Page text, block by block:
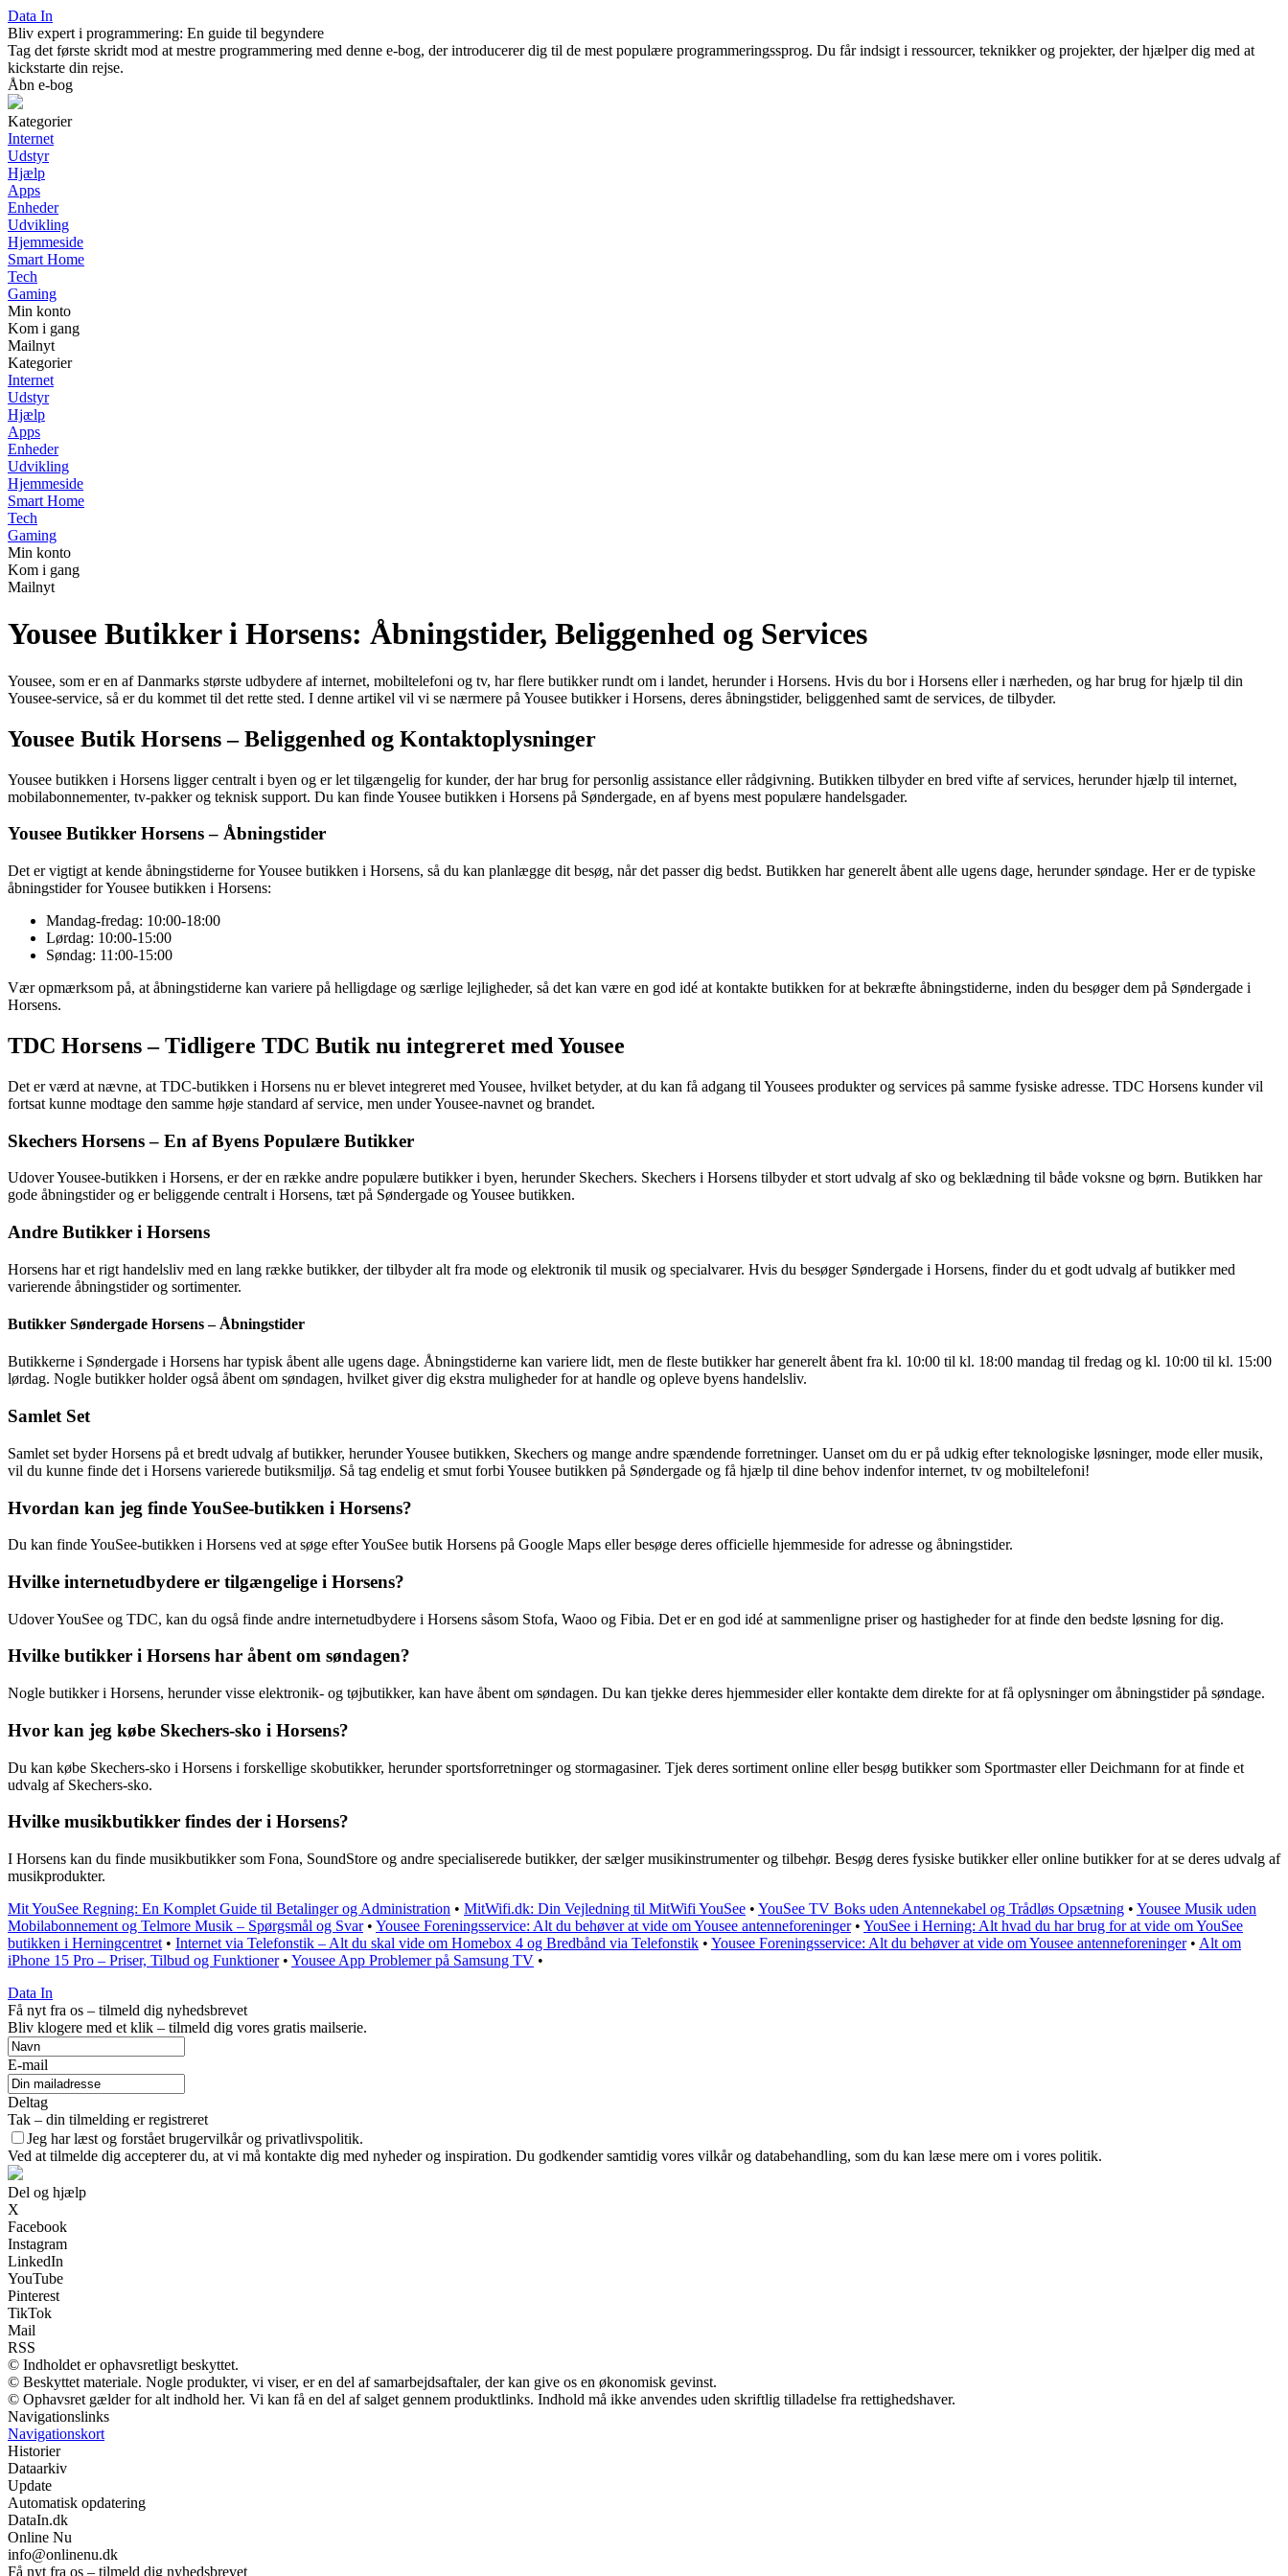
Data In
Bliv expert i programmering: En guide til begyndere
Tag det første skridt mod at mestre programmering med denne e-bog, der introducerer dig til de mest populære programmeringssprog. Du får indsigt i ressourcer, teknikker og projekter, der hjælper dig med at
kickstarte din rejse.
Åbn e-bog
Kategorier
Internet
Udstyr
Hjælp
Apps
Enheder
Udvikling
Hjemmeside
Smart Home
Tech
Gaming
Min konto
Kom i gang
Mailnyt
Kategorier
Internet
Udstyr
Hjælp
Apps
Enheder
Udvikling
Hjemmeside
Smart Home
Tech
Gaming
Min konto
Kom i gang
Mailnyt
Yousee Butikker i Horsens: Åbningstider, Beliggenhed og Services
Yousee, som er en af Danmarks største udbydere af internet, mobiltelefoni og tv, har flere butikker rundt om i landet, herunder i Horsens. Hvis du bor i Horsens eller i nærheden, og har brug for hjælp til din
Yousee-service, så er du kommet til det rette sted. I denne artikel vil vi se nærmere på Yousee butikker i Horsens, deres åbningstider, beliggenhed samt de services, de tilbyder.
Yousee Butik Horsens – Beliggenhed og Kontaktoplysninger
Yousee butikken i Horsens ligger centralt i byen og er let tilgængelig for kunder, der har brug for personlig assistance eller rådgivning. Butikken tilbyder en bred vifte af services, herunder hjælp til internet,
mobilabonnementer, tv-pakker og teknisk support. Du kan finde Yousee butikken i Horsens på Søndergade, en af byens mest populære handelsgader.
Yousee Butikker Horsens – Åbningstider
Det er vigtigt at kende åbningstiderne for Yousee butikken i Horsens, så du kan planlægge dit besøg, når det passer dig bedst. Butikken har generelt åbent alle ugens dage, herunder søndage. Her er de typiske
åbningstider for Yousee butikken i Horsens:
Mandag-fredag: 10:00-18:00
Lørdag: 10:00-15:00
Søndag: 11:00-15:00
Vær opmærksom på, at åbningstiderne kan variere på helligdage og særlige lejligheder, så det kan være en god idé at kontakte butikken for at bekræfte åbningstiderne, inden du besøger dem på Søndergade i
Horsens.
TDC Horsens – Tidligere TDC Butik nu integreret med Yousee
Det er værd at nævne, at TDC-butikken i Horsens nu er blevet integreret med Yousee, hvilket betyder, at du kan få adgang til Yousees produkter og services på samme fysiske adresse. TDC Horsens kunder vil
fortsat kunne modtage den samme høje standard af service, men under Yousee-navnet og brandet.
Skechers Horsens – En af Byens Populære Butikker
Udover Yousee-butikken i Horsens, er der en række andre populære butikker i byen, herunder Skechers. Skechers i Horsens tilbyder et stort udvalg af sko og beklædning til både voksne og børn. Butikken har
gode åbningstider og er beliggende centralt i Horsens, tæt på Søndergade og Yousee butikken.
Andre Butikker i Horsens
Horsens har et rigt handelsliv med en lang række butikker, der tilbyder alt fra mode og elektronik til musik og specialvarer. Hvis du besøger Søndergade i Horsens, finder du et godt udvalg af butikker med
varierende åbningstider og sortimenter.
Butikker Søndergade Horsens – Åbningstider
Butikkerne i Søndergade i Horsens har typisk åbent alle ugens dage. Åbningstiderne kan variere lidt, men de fleste butikker har generelt åbent fra kl. 10:00 til kl. 18:00 mandag til fredag og kl. 10:00 til kl. 15:00
lørdag. Nogle butikker holder også åbent om søndagen, hvilket giver dig ekstra muligheder for at handle og opleve byens handelsliv.
Samlet Set
Samlet set byder Horsens på et bredt udvalg af butikker, herunder Yousee butikken, Skechers og mange andre spændende forretninger. Uanset om du er på udkig efter teknologiske løsninger, mode eller musik,
vil du kunne finde det i Horsens varierede butiksmiljø. Så tag endelig et smut forbi Yousee butikken på Søndergade og få hjælp til dine behov indenfor internet, tv og mobiltelefoni!
Hvordan kan jeg finde YouSee-butikken i Horsens?
Du kan finde YouSee-butikken i Horsens ved at søge efter YouSee butik Horsens på Google Maps eller besøge deres officielle hjemmeside for adresse og åbningstider.
Hvilke internetudbydere er tilgængelige i Horsens?
Udover YouSee og TDC, kan du også finde andre internetudbydere i Horsens såsom Stofa, Waoo og Fibia. Det er en god idé at sammenligne priser og hastigheder for at finde den bedste løsning for dig.
Hvilke butikker i Horsens har åbent om søndagen?
Nogle butikker i Horsens, herunder visse elektronik- og tøjbutikker, kan have åbent om søndagen. Du kan tjekke deres hjemmesider eller kontakte dem direkte for at få oplysninger om åbningstider på søndage.
Hvor kan jeg købe Skechers-sko i Horsens?
Du kan købe Skechers-sko i Horsens i forskellige skobutikker, herunder sportsforretninger og stormagasiner. Tjek deres sortiment online eller besøg butikker som Sportmaster eller Deichmann for at finde et
udvalg af Skechers-sko.
Hvilke musikbutikker findes der i Horsens?
I Horsens kan du finde musikbutikker som Fona, SoundStore og andre specialiserede butikker, der sælger musikinstrumenter og tilbehør. Besøg deres fysiske butikker eller online butikker for at se deres udvalg af
musikprodukter.
Mit YouSee Regning: En Komplet Guide til Betalinger og Administration • MitWifi.dk: Din Vejledning til MitWifi YouSee • YouSee TV Boks uden Antennekabel og Trådløs Opsætning • Yousee Musik uden
Mobilabonnement og Telmore Musik – Spørgsmål og Svar• Yousee Foreningsservice: Alt du behøver at vide om Yousee antenneforeninger• YouSee i Herning: Alt hvad du har brug for at vide om YouSee
butikken i Herningcentret • Internet via Telefonstik – Alt du skal vide om Homebox 4 og Bredbånd via Telefonstik • Yousee Foreningsservice: Alt du behøver at vide om Yousee antenneforeninger• Alt om
iPhone 15 Pro – Priser, Tilbud og Funktioner• Yousee App Problemer på Samsung TV •
Data In
Få nyt fra os – tilmeld dig nyhedsbrevet
Bliv klogere med et klik – tilmeld dig vores gratis mailserie.
E-mail
Deltag
Tak – din tilmelding er registreret
Jeg har læst og forstået brugervilkår og privatlivspolitik.
Ved at tilmelde dig accepterer du, at vi må kontakte dig med nyheder og inspiration. Du godkender samtidig vores vilkår og databehandling, som du kan læse mere om i vores politik.
Del og hjælp
X
Facebook
Instagram
LinkedIn
YouTube
Pinterest
TikTok
Mail
RSS
© Indholdet er ophavsretligt beskyttet.
© Beskyttet materiale. Nogle produkter, vi viser, er en del af samarbejdsaftaler, der kan give os en økonomisk gevinst.
© Ophavsret gælder for alt indhold her. Vi kan få en del af salget gennem produktlinks. Indhold må ikke anvendes uden skriftlig tilladelse fra rettighedshaver.
Navigationslinks
Navigationskort
Historier
Dataarkiv
Update
Automatisk opdatering
DataIn.dk
Online Nu
info@onlinenu.dk
Få nyt fra os – tilmeld dig nyhedsbrevet